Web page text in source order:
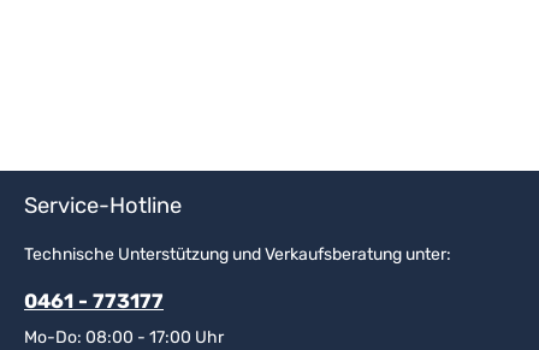
Service-Hotline
Technische Unterstützung und Verkaufsberatung unter:
0461 - 773177
Mo-Do: 08:00 - 17:00 Uhr